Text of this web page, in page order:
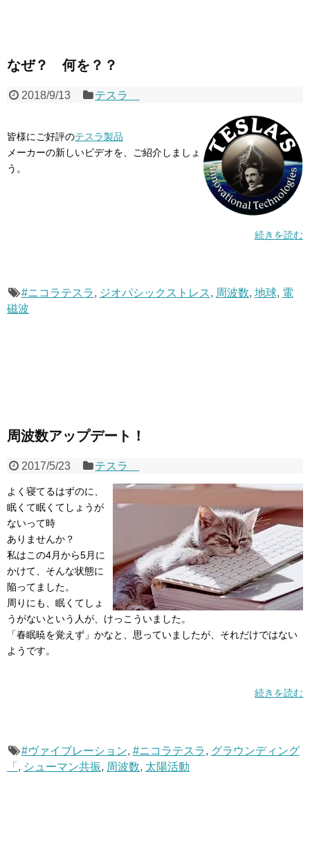
なぜ？ 何を？？
2018/9/13 テスラ
皆様にご好評のテスラ製品
メーカーの新しいビデオを、ご紹介しましょ
う。
続きを読む
#ニコラテスラ, ジオパシックストレス, 周波数, 地球, 電
磁波
周波数アップデート！
2017/5/23 テスラ
よく寝てるはずのに、
眠くて眠くてしょうが
ないって時
ありませんか？
私はこの4月から5月に
かけて、そんな状態に
陥ってました。
周りにも、眠くてしょ
うがないという人が、けっこういました。
「春眠暁を覚えず」かなと、思っていましたが、それだけではない
ようです。
続きを読む
#ヴァイブレーション, #ニコラテスラ, グラウンディング
「 , シューマン共振, 周波数, 太陽活動